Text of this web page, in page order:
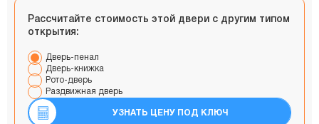
Рассчитайте стоимость этой двери с другим типом
открытия:
Дверь-пенал
Дверь-книжка
Рото-дверь
Раздвижная дверь
УЗНАТЬ ЦЕНУ ПОД КЛЮЧ